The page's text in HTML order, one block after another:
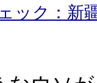
ック：新